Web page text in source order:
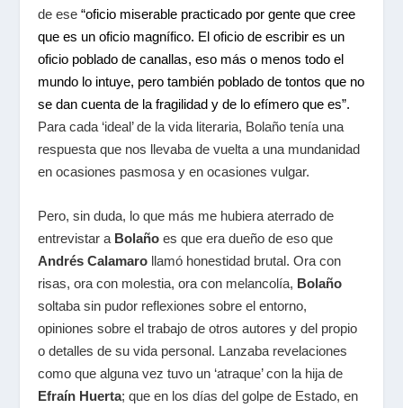
de ese “oficio miserable practicado por gente que cree
que es un oficio magnífico. El oficio de escribir es un
oficio poblado de canallas, eso más o menos todo el
mundo lo intuye, pero también poblado de tontos que no
se dan cuenta de la fragilidad y de lo efímero que es”.
Para cada ‘ideal’ de la vida literaria, Bolaño tenía una
respuesta que nos llevaba de vuelta a una mundanidad
en ocasiones pasmosa y en ocasiones vulgar.
Pero, sin duda, lo que más me hubiera aterrado de
entrevistar a Bolaño es que era dueño de eso que
Andrés Calamaro llamó honestidad brutal. Ora con
risas, ora con molestia, ora con melancolía, Bolaño
soltaba sin pudor reflexiones sobre el entorno,
opiniones sobre el trabajo de otros autores y del propio
o detalles de su vida personal. Lanzaba revelaciones
como que alguna vez tuvo un ‘atraque’ con la hija de
Efraín Huerta; que en los días del golpe de Estado, en